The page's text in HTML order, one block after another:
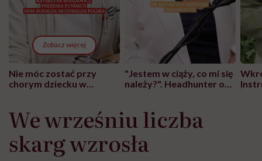
Zobacz więcej
Nie móc zostać przy
chorym dziecku w
może chyba tylko
głupota i brak
wyobraźni"
"Jestem w ciąży, co mi się
należy?". Headhunter o
pracy
We wrześniu liczba
skarg wzrosła